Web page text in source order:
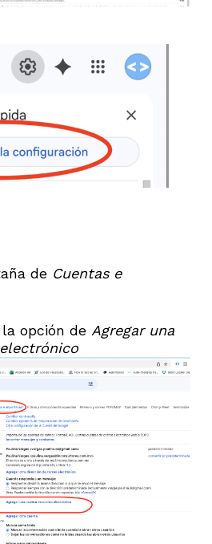
de Cuentas e
opción de Agregar una